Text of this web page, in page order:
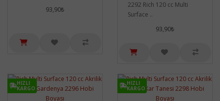
93,90₺
2292 Rich 120 cc Multi
Surface ..
93,90₺
HIZLI
KARGO
HIZLI
KARGO